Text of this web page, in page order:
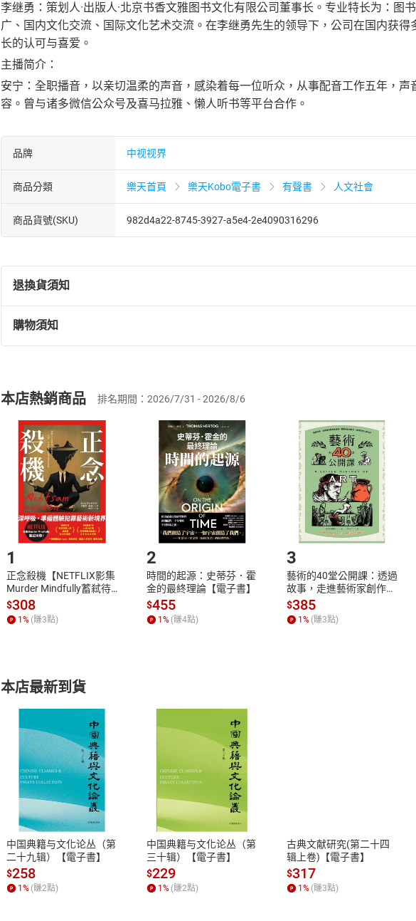
李继勇：策划人·出版人·北京书香文雅图书文化有限公司董事长。专业特长为：
广、国内文化交流、国际文化艺术交流。在李继勇先生的领导下，公司在国内获
长的认可与喜爱。
主播简介：
安宁：全职播音，以亲切温柔的声音，感染着每一位听众，从事配音工作五年，
容。曾与诸多微信公众号及喜马拉雅、懒人听书等平台合作。
品牌 中视视界
商品分類 樂天首頁 樂天Kobo電子書 有聲書 人文社會
商品貨號(SKU) 982d4a22-8745-3927-a5e4-2e4090316296
退換貨須知
退換貨規定：
(一)依消費者保護法第19條第1項後段暨通訊交易解除權合理例外情事適用
(二)消費者訂購本店鋪之商品即代表知悉本店鋪所銷售之商品為電子書，
且已下載/存取電子書，不得請求退貨退款。
退貨方式：您欲取消訂單或辦理退貨時，請登入樂天市場，並於「我的訂單
貨」，本店鋪將依您的申請進行審核，待審核通過後將為您辦理退款事宜。
請注意，樂天市場須以整筆訂單為單位進行取消/退貨，恕無法以單支商品取
購物須知
挑選商品
Choose
放入購物車
Shopping cart
登入帳號
Login
購書後，如何開始使用？
Step1.選擇閱讀載具 Step2.登入
付款方式
ATM轉帳、信用卡、LINE PAY、AFTEE
之權利，遽消費者保護法及通訊交
除權合理例外情事適用準則，依商
質各有不同規定。詳細退換貨說明
照各商品說明。
本店熱銷商品 排名期間：2026/7/31 - 2026/8/6
1
正念殺機【NETFLIX影集
Murder Mindfully蓄弒待
發】【電子書】
$308
1 % (賺3點)
2
時間的起源：史蒂芬．霍
金的最終理論【電子書】
$455
1 % (賺4點)
3
藝術的40堂公開課：透過
故事，走進藝術家創作現
場，看藝術如何誕生、如
何形塑人類生活【電子
書】
$385
1 % (賺3點)
本店最新到貨
中国典籍与文化论丛（第
二十九辑）【電子書】
$258
1 % (賺2點)
中国典籍与文化论丛（第
三十辑）【電子書】
$229
1 % (賺2點)
古典文献研究(第二十四
辑上卷)【電子書】
$317
1 % (賺3點)